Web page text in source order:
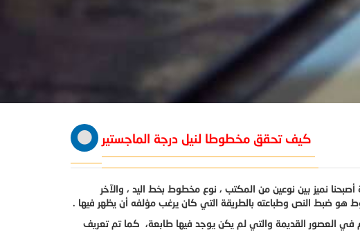
كيف تحقق مخطوطا لنيل درجة الماجستير
نميز بين نوعين من المكتب ، نوع مخطوط بخط اليد ، والآخر
ضبط النص وطباعته بالطريقة التي كان يرغب مؤلفه أن يظهر فيها .
في العصور القديمة والتي لم يكن يوجد فيها طابعة، كما تم تعريف